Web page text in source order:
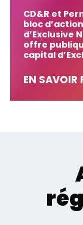
CD&R et
bloc
d’Exclusive
offre
capital
EN SAVOIR